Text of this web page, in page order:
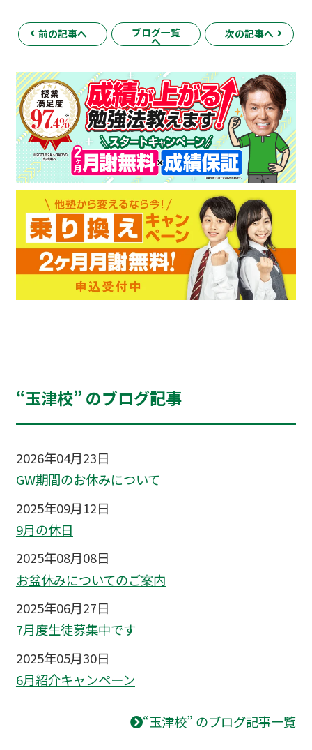
前の記事へ ブログ一覧
へ
次の記事へ
“玉津校” のブログ記事
2026年04月23日
GW期間のお休みについて
2025年09月12日
9月の休日
2025年08月08日
お盆休みについてのご案内
2025年06月27日
7月度生徒募集中です
2025年05月30日
6月紹介キャンペーン
“玉津校” のブログ記事一覧